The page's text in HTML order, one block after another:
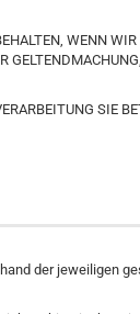
WENN
SIE
der jeweiligen